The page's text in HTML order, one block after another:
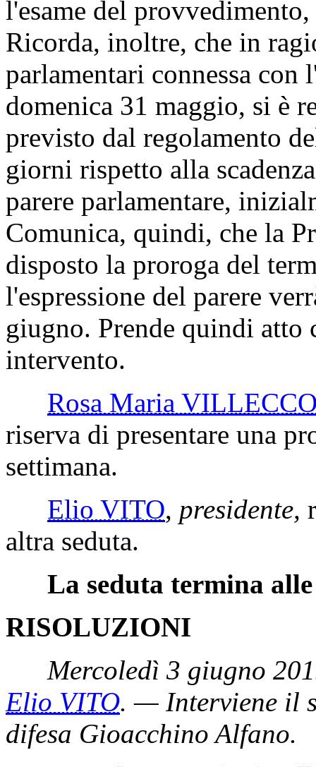
l'esame del
Ricorda, inoltre, che in
parlamentari connessa con
domenica 31 maggio, si è
previsto dal regolamento
giorni rispetto alla
parere parlamentare,
Comunica, quindi, che la
disposto la proroga del
l'espressione del parere
giugno. Prende quindi atto
intervento.
Rosa Maria
riserva di presentare una
settimana.
Elio VITO, presidente,
altra seduta.
La seduta termina
RISOLUZIONI
Mercoledì 3 giugno
Elio VITO. — Interviene il
difesa Gioacchino Alfano.